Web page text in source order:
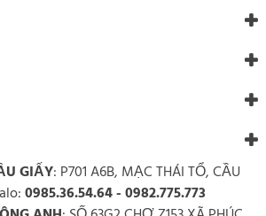
product reviews. Be the first who write
GIẤY: P701 A6B, MẠC THÁI TỔ, CẦU
0985.36.54.64 - 0982.775.773